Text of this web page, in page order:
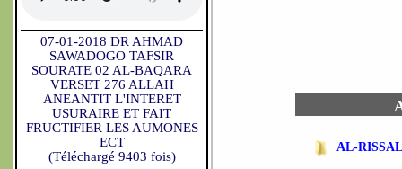
07-01-2018 DR AHMAD
SAWADOGO TAFSIR
SOURATE 02 AL-BAQARA
VERSET 276 ALLAH
ANEANTIT L'INTERET
USURAIRE ET FAIT
FRUCTIFIER LES AUMONES
ECT
(Téléchargé 9403 fois)
AL-